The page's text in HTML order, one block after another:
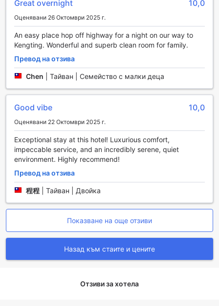
необходимо за един приятен престой. В хотела ще
намерите безплатен Wi-Fi, наличен не само в стаите, но
и в обществените зони, което ви позволява да останете
свързани с близките си или да планирате следващите
си приключения в Тайнан. Също така, всяка стая е
бизнес пътуващи или за тези, които искат да се
насладят на стрийминг на филми и музика без
ограничения.
Допълнителните удобства, предоставени от Just Sleep
багаж, което е особено полезно за гостите, които
пристигат преди времето за настаняване или желаят да
разгледат града след освобождаването на стаята. За
тези, които искат бързо и лесно да задоволят апетита
си, в хотела има вендинг машина, предлагаща
разнообразие от закуски и напитки. Освен това,
ежедневното почистване гарантира, че стаите винаги
са в безупречно състояние, а наличието на перално
помещение прави престоя още по-удобен,
време.
Транспортни удобства в Just Sleep Tainan Hushan
Just Sleep Tainan Hushan предлага отлични транспортни
удобства, които осигуряват комфорт и удобство на
пътуват с автомобил. Самостоятелното паркиране
Great overnight 10,0
Оценявани 26 Октомври 2025 г.
An easy place hop off highway for a night on our way to
Kengting. Wonderful and superb clean room for family.
Превод на отзива
Chen Тайван | Семейство с малки деца
Good vibe 10,0
Оценявани 22 Октомври 2025 г.
Exceptional stay at this hotel! Luxurious comfort,
impeccable service, and an incredibly serene, quiet
environment. Highly recommend!
Превод на отзива
程程 Тайван | Двойка
Показване на още отзиви
Назад към стаите и цените
Отзиви за хотела